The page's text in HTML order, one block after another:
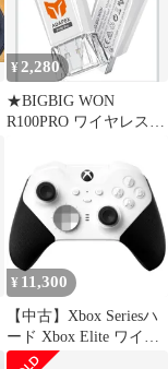
セット G493
¥ 2,280
★BIGBIG WON
R100PRO ワイヤレス
コントローラー変換ア
ダプター
PS5/PS4/Switch
Pro/Xbox Series
X|S/Xbox One
X|S/XBOX Elite
¥ 11,300
【中古】Xbox Seriesハ
ード Xbox Elite ワイヤ
レス コントローラー